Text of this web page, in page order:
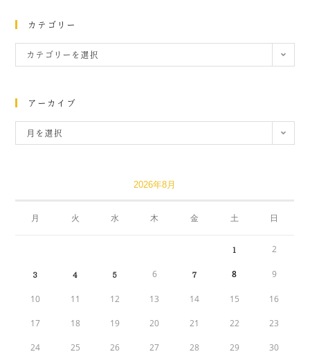
カテゴリー
カテゴリーを選択
アーカイブ
月を選択
2026年8月
月 火 水 木 金 土 日
1 2
3 4 5 6 7 8 9
10 11 12 13 14 15 16
17 18 19 20 21 22 23
24 25 26 27 28 29 30